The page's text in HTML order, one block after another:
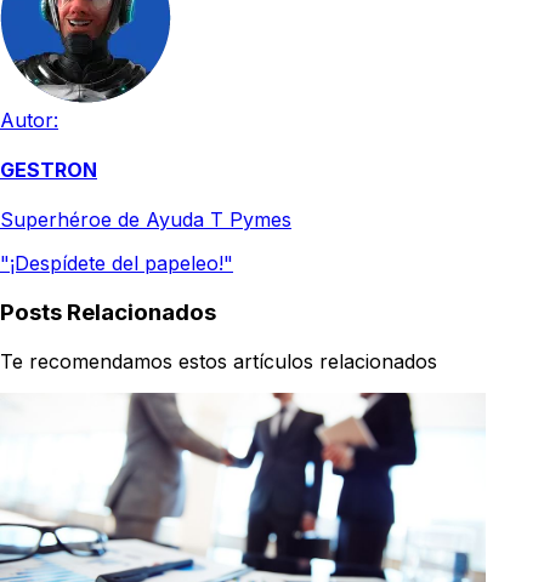
Autor:
GESTRON
Superhéroe de Ayuda T Pymes
"¡Despídete del papeleo!"
Posts Relacionados
Te recomendamos estos artículos relacionados